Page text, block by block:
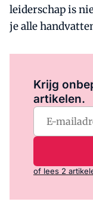
leiderschap is
je alle
Krijg
artikelen.
of lees 2